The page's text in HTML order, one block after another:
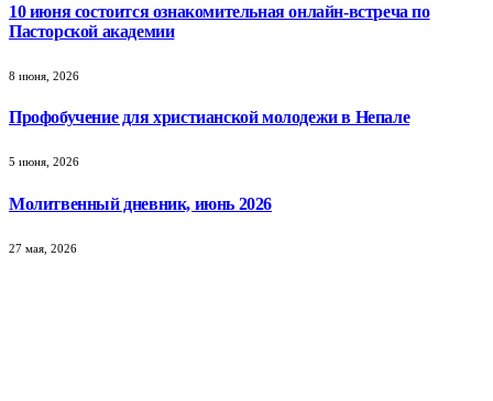
10 июня состоится ознакомительная онлайн-встреча по
Пасторской академии
8 июня, 2026
Профобучение для христианской молодежи в Непале
5 июня, 2026
Молитвенный дневник, июнь 2026
27 мая, 2026